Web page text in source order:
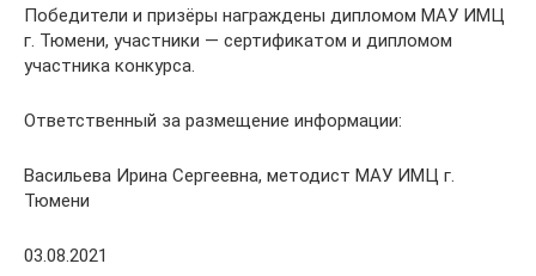
Победители и призёры награждены дипломом МАУ ИМЦ
г. Тюмени, участники — сертификатом и дипломом
участника конкурса.
Ответственный за размещение информации:
Васильева Ирина Сергеевна, методист МАУ ИМЦ г.
Тюмени
03.08.2021